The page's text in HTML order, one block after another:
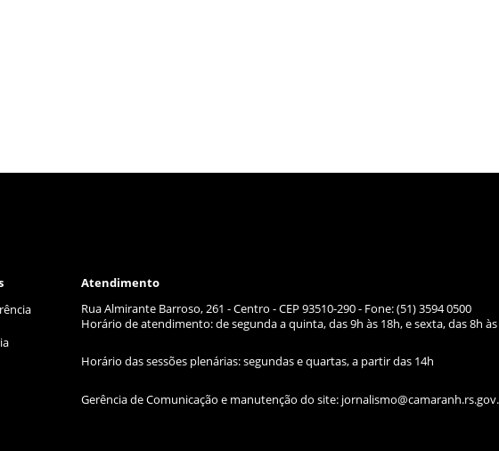
Atendimento
Rua Almirante Barroso, 261 - Centro - CEP 93510-290 - Fone: (51) 3594 0500
Horário de atendimento: de segunda a quinta, das 9h às 18h, e sexta, das8h
Horário das sessões plenárias: segundas e quartas, a partir das 14h
Gerência de Comunicação e manutenção do site: